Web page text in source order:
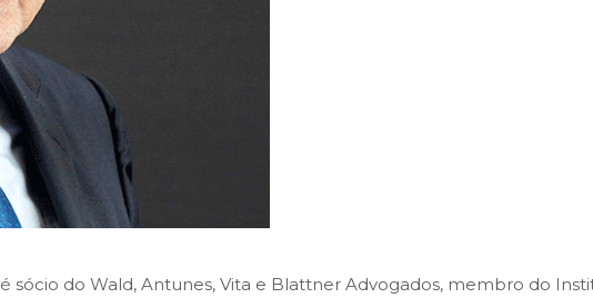
é sócio do Wald, Antunes, Vita e Blattner Advogados, membro do